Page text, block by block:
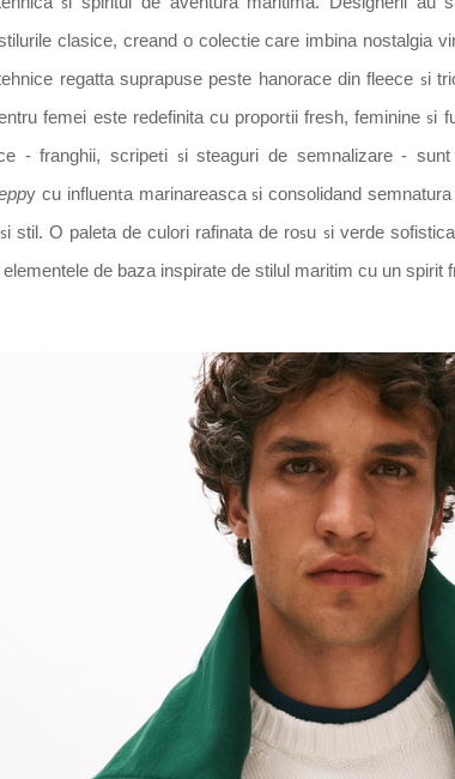
s
clasice, creand o colectie care imbina nostalgia
regatta suprapuse peste hanorace din fleece si
femei este redefinitacu proportii fresh, femininesi
- franghii, scripeti si steaguri de semnalizare - sunt
y cu influenta marinareasca si consolidand semna
si stil. O paleta de culori rafinata de rosu si verde
elementele de baza inspirate de stilul maritim cu un spirit